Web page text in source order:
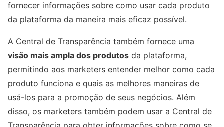
fornecer informações sobre como usar cada produto
da plataforma da maneira mais eficaz possível.
A Central de Transparência também fornece uma
visão mais ampla dos produtos da plataforma,
permitindo aos marketers entender melhor como cada
produto funciona e quais as melhores maneiras de
usá-los para a promoção de seus negócios. Além
disso, os marketers também podem usar a Central de